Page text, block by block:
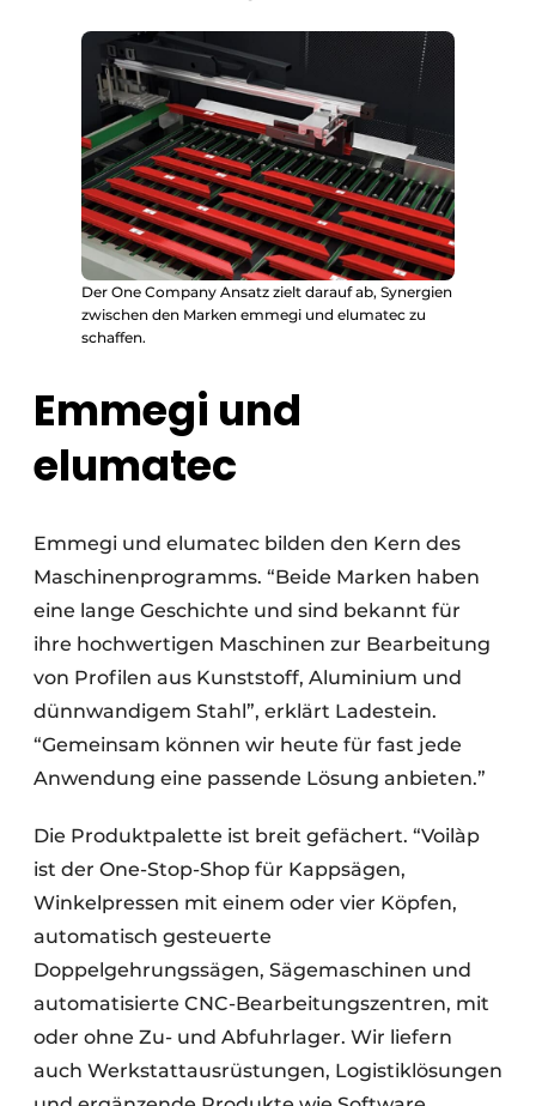
Der One Company Ansatz zielt darauf ab, Synergien
zwischen den Marken emmegi und elumatec zu
schaffen.
Emmegi und
elumatec
Emmegi und elumatec bilden den Kern des
Maschinenprogramms. “Beide Marken haben
eine lange Geschichte und sind bekannt für
ihre hochwertigen Maschinen zur Bearbeitung
von Profilen aus Kunststoff, Aluminium und
dünnwandigem Stahl”, erklärt Ladestein.
“Gemeinsam können wir heute für fast jede
Anwendung eine passende Lösung anbieten.”
Die Produktpalette ist breit gefächert. “Voilàp
ist der One-Stop-Shop für Kappsägen,
Winkelpressen mit einem oder vier Köpfen,
automatisch gesteuerte
Doppelgehrungssägen, Sägemaschinen und
automatisierte CNC-Bearbeitungszentren, mit
oder ohne Zu- und Abfuhrlager. Wir liefern
auch Werkstattausrüstungen, Logistiklösungen